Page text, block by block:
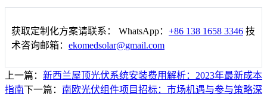
获取定制化方案请联系： WhatsApp： +86 138 1658 3346 技
术咨询邮箱： ekomedsolar@gmail.com
上一篇： 新西兰屋顶光伏系统安装费用解析：2023年最新成本
指南下一篇： 南欧光伏组件项目招标：市场机遇与参与策略深